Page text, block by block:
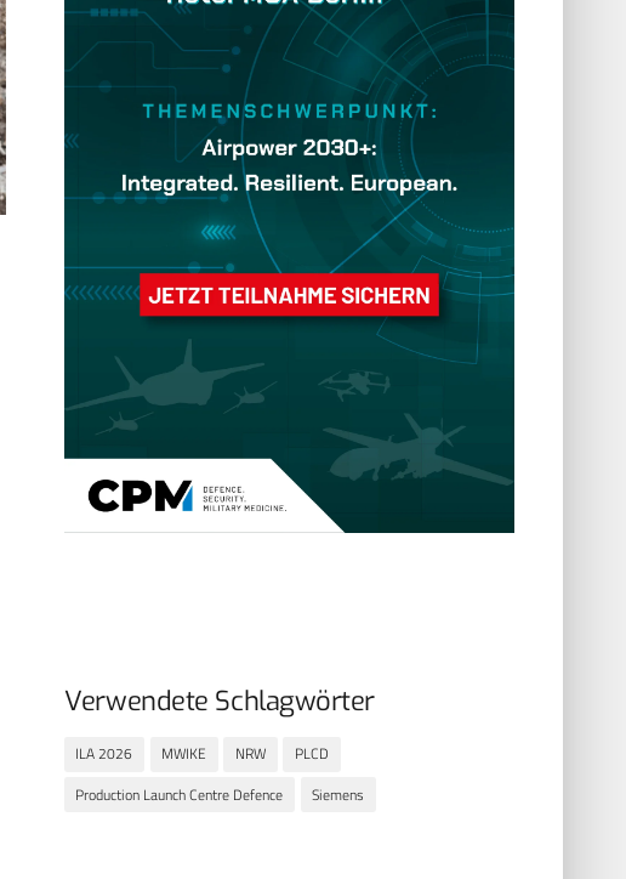
Verwendete Schlagwörter
ILA 2026 MWIKE NRW
PLCD
Production Launch Centre Defence
Siemens